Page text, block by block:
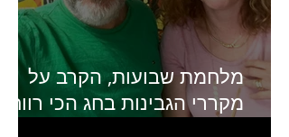
מלחמת שבועות, הקרב על
מקררי הגבינות בחג הכי רווחי